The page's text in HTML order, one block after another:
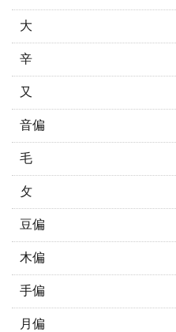
大
辛
又
音偏
毛
攵
豆偏
木偏
手偏
月偏